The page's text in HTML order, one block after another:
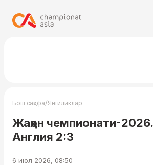
Бош саҳифа/Янгиликлар
Жаҳон чемпионати-
Англия 2:3
6 июл 2026, 08:50